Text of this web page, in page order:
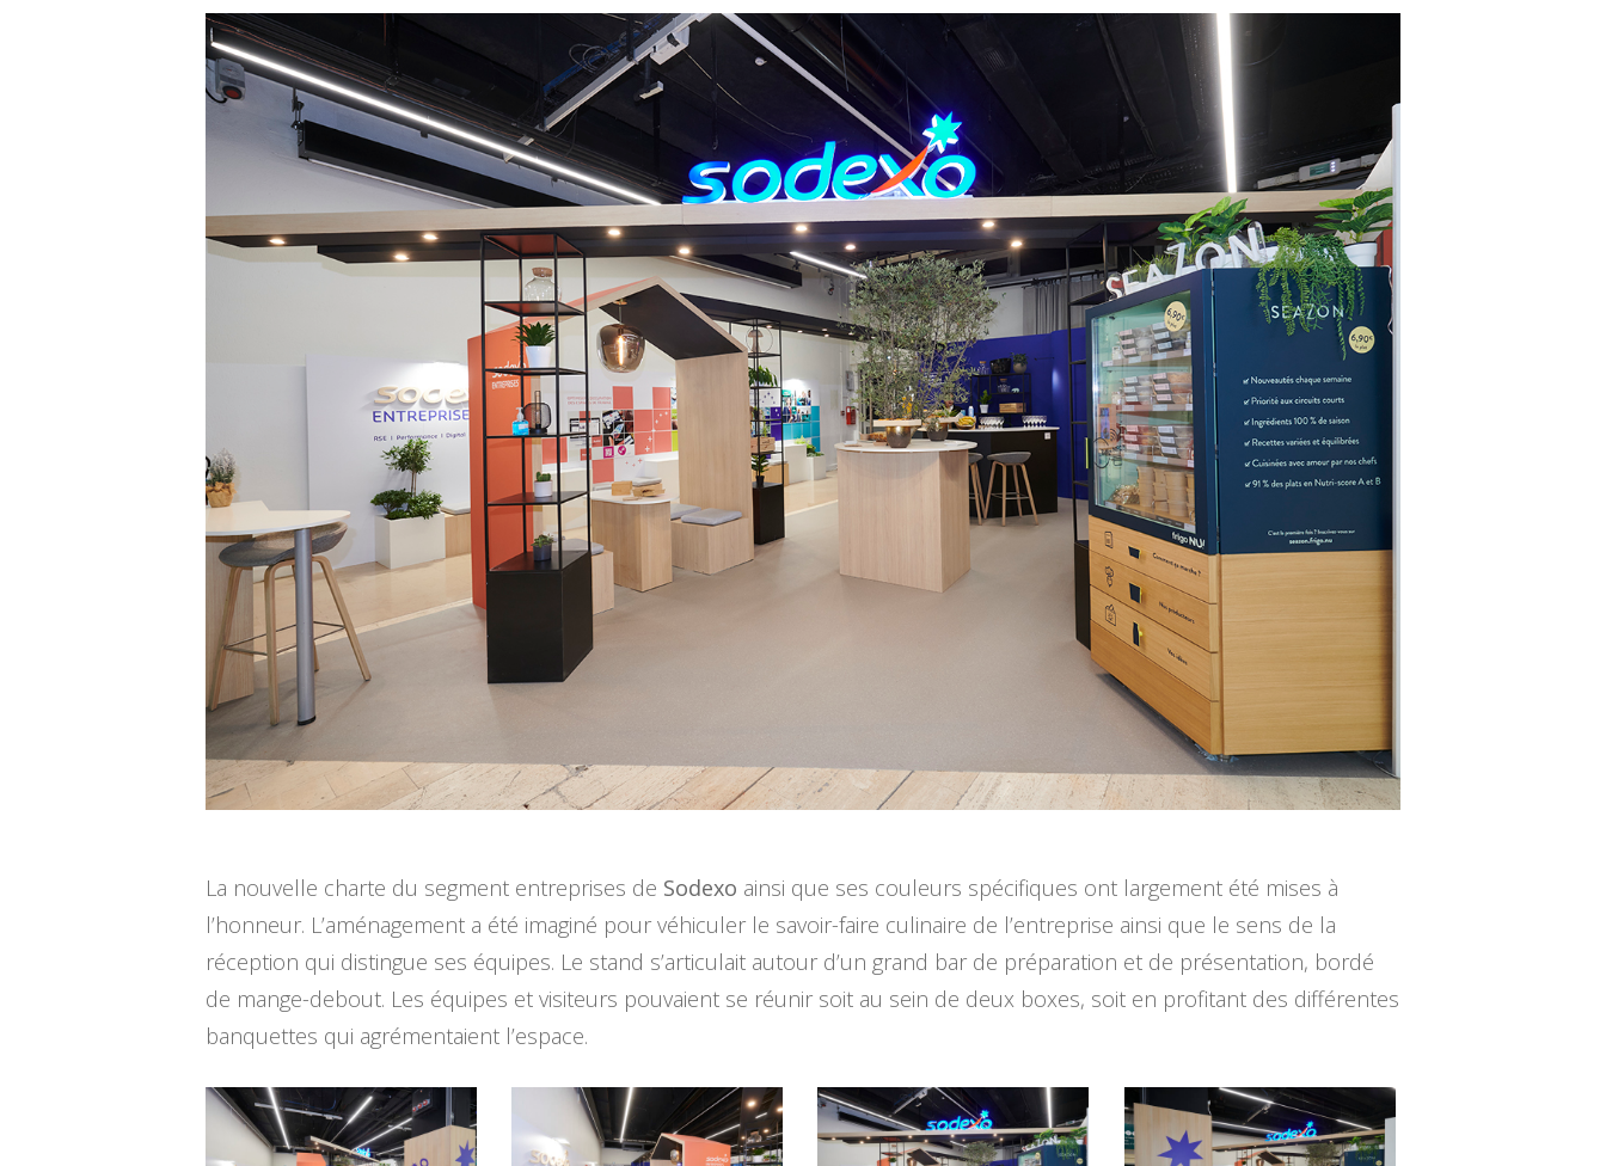
La nouvelle charte du segment entreprises de Sodexo ainsi que ses couleurs spécifiques ont largement été mises à
l’honneur. L’aménagement a été imaginé pour véhiculer le savoir-faire culinaire de l’entreprise ainsi que le sens de la
réception qui distingue ses équipes. Le stand s’articulait autour d’un grand bar de préparation et de présentation, bordé
de mange-debout. Les équipes et visiteurs pouvaient se réunir soit au sein de deux boxes, soit en profitant des différentes
banquettes qui agrémentaient l’espace.